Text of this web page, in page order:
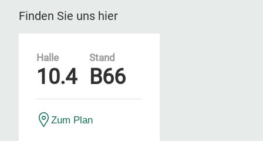
Finden Sie uns hier
Halle
10.4
Stand
B66
Zum Plan